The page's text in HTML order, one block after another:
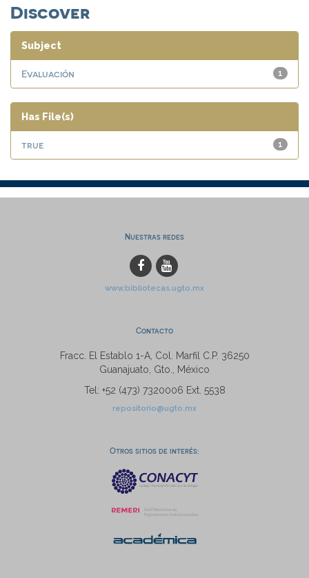
Discover
Subject
1
Evaluación
Has File(s)
1
true
Nuestras redes
www.bibliotecas.ugto.mx
Contacto
Fracc. El Establo 1-A, Col. Marfil C.P. 36250
Guanajuato, Gto., México
Tel: +52 (473) 7320006 Ext. 5538
repositorio@ugto.mx
Otros sitios de interés: